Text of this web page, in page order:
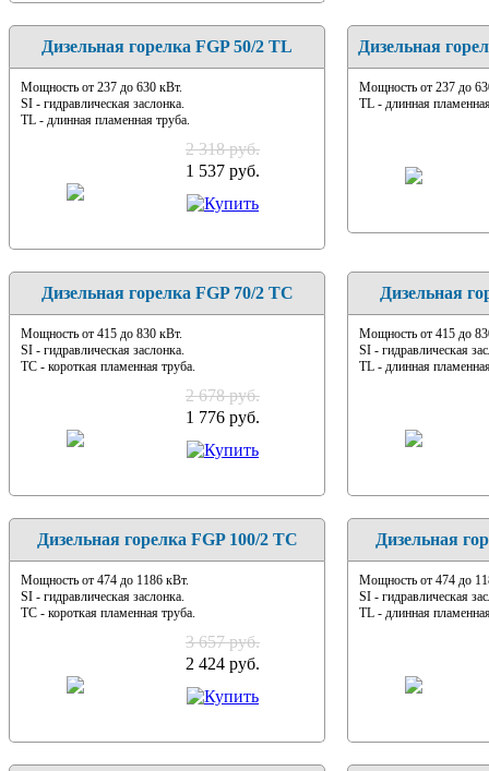
Дизельная горелка FGP 50/2 TL
Мощность от 237 до 630 кВт.
SI - гидравлическая заслонка.
TL - длинная пламенная труба.
2 318 руб.
1 537 руб.
Дизельная
Мощность от 237 до
TL - длинная
Дизельная горелка FGP 70/2 TC
Мощность от 415 до 830 кВт.
SI - гидравлическая заслонка.
TC - короткая пламенная труба.
2 678 руб.
1 776 руб.
Дизельная
Мощность от 415 до
SI - гидравлическая
TL - длинная
Дизельная горелка FGP 100/2 TC
Мощность от 474 до 1186 кВт.
SI - гидравлическая заслонка.
TC - короткая пламенная труба.
3 657 руб.
2 424 руб.
Дизельная
Мощность от 474 до
SI - гидравлическая
TL - длинная